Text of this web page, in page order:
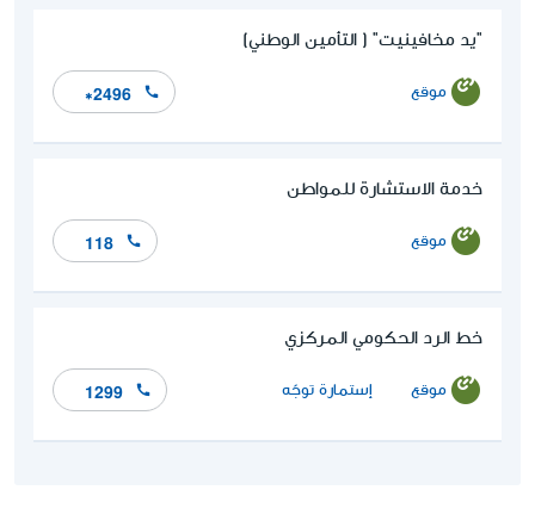
"يد مخافينيت" ( التأمين الوطني)
موقع *2496
خدمة الاستشارة للمواطن
موقع 118
خط الرد الحكومي المركزي
موقع إستمارة توجّه 1299